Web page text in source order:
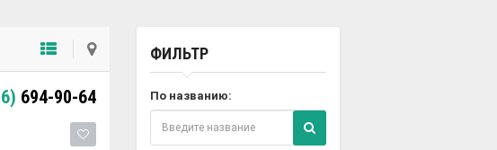
694-90-64
ФИЛЬТР
По названию: